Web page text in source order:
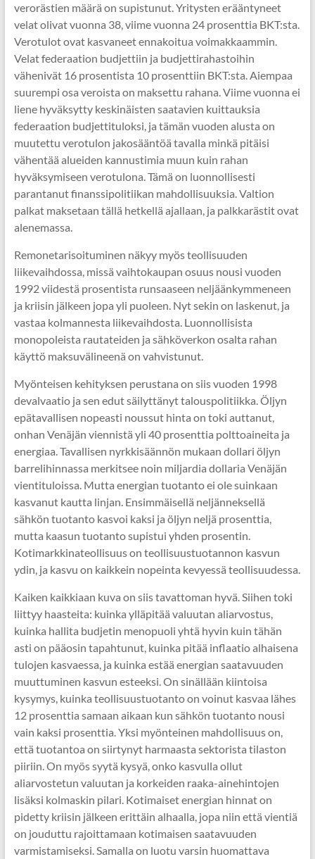
verorästien määrä on supistunut. Yritysten erääntyneet
velat olivat vuonna 38, viime vuonna 24 prosenttia BKT:sta.
Verotulot ovat kasvaneet ennakoitua voimakkaammin.
Velat federaation budjettiin ja budjettirahastoihin
vähenivät 16 prosentista 10 prosenttiin BKT:sta. Aiempaa
suurempi osa veroista on maksettu rahana. Viime vuonna ei
liene hyväksytty keskinäisten saatavien kuittauksia
federaation budjettituloksi, ja tämän vuoden alusta on
muutettu verotulon jakosääntöä tavalla minkä pitäisi
vähentää alueiden kannustimia muun kuin rahan
hyväksymiseen verotulona. Tämä on luonnollisesti
parantanut finanssipolitiikan mahdollisuuksia. Valtion
palkat maksetaan tällä hetkellä ajallaan, ja palkkarästit ovat
alenemassa.
Remonetarisoituminen näkyy myös teollisuuden
liikevaihdossa, missä vaihtokaupan osuus nousi vuoden
1992 viidestä prosentista runsaaseen neljäänkymmeneen
ja kriisin jälkeen jopa yli puoleen. Nyt sekin on laskenut, ja
vastaa kolmannesta liikevaihdosta. Luonnollisista
monopoleista rautateiden ja sähköverkon osalta rahan
käyttö maksuvälineenä on vahvistunut.
Myönteisen kehityksen perustana on siis vuoden 1998
devalvaatio ja sen edut säilyttänyt talouspolitiikka. Öljyn
epätavallisen nopeasti noussut hinta on toki auttanut,
onhan Venäjän viennistä yli 40 prosenttia polttoaineita ja
energiaa. Tavallisen nyrkkisäännön mukaan dollari öljyn
barrelihinnassa merkitsee noin miljardia dollaria Venäjän
vientituloissa. Mutta energian tuotanto ei ole suinkaan
kasvanut kautta linjan. Ensimmäisellä neljänneksellä
sähkön tuotanto kasvoi kaksi ja öljyn neljä prosenttia,
mutta kaasun tuotanto supistui yhden prosentin.
Kotimarkkinateollisuus on teollisuustuotannon kasvun
ydin, ja kasvu on kaikkein nopeinta kevyessä teollisuudessa.
Kaiken kaikkiaan kuva on siis tavattoman hyvä. Siihen toki
liittyy haasteita: kuinka ylläpitää valuutan aliarvostus,
kuinka hallita budjetin menopuoli yhtä hyvin kuin tähän
asti on pääosin tapahtunut, kuinka pitää inflaatio alhaisena
tulojen kasvaessa, ja kuinka estää energian saatavuuden
muuttuminen kasvun esteeksi. On sinällään kiintoisa
kysymys, kuinka teollisuustuotanto on voinut kasvaa lähes
12 prosenttia samaan aikaan kun sähkön tuotanto nousi
vain kaksi prosenttia. Yksi myönteinen mahdollisuus on,
että tuotantoa on siirtynyt harmaasta sektorista tilaston
piiriin. On myös syytä kysyä, onko kasvulla ollut
aliarvostetun valuutan ja korkeiden raaka-ainehintojen
lisäksi kolmaskin pilari. Kotimaiset energian hinnat on
pidetty kriisin jälkeen erittäin alhaalla, jopa niin että vientiä
on jouduttu rajoittamaan kotimaisen saatavuuden
varmistamiseksi. Samalla on luotu varsin huomattava